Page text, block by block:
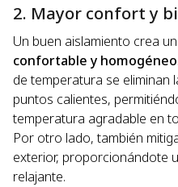
2. Mayor confort y
Un buen aislamiento crea
confortable y homogéneo
de temperatura se eliminan
puntos calientes,
temperatura agradable en
Por otro lado, también
exterior, proporcionándote
relajante.